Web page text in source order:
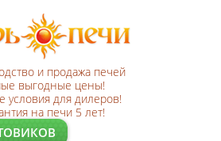
и продажа печей
выгодные цены!
условия для дилеров!
на печи 5 лет!